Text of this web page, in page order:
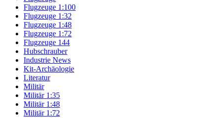
Flugzeuge 1:100
Flugzeuge 1:32
Flugzeuge 1:48
Flugzeuge 1:72
Flugzeuge 144
Hubschrauber
Industrie News
Kit-Archäologie
Literatur
Militär
Militär 1:35
Militär 1:48
Militär 1:72